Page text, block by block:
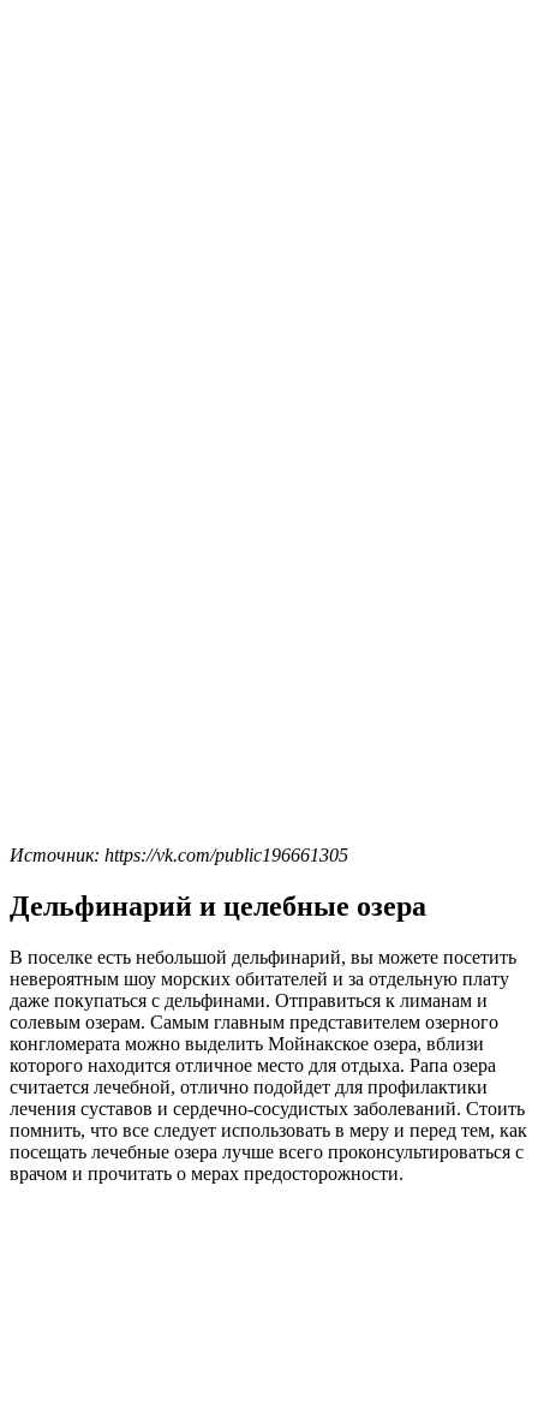
Источник: https://vk.com/public196661305
Дельфинарий и целебные озера
В поселке есть небольшой дельфинарий, вы можете посетить
невероятным шоу морских обитателей и за отдельную плату
даже покупаться с дельфинами. Отправиться к лиманам и
солевым озерам. Самым главным представителем озерного
конгломерата можно выделить Мойнакское озера, вблизи
которого находится отличное место для отдыха. Рапа озера
считается лечебной, отлично подойдет для профилактики
лечения суставов и сердечно-сосудистых заболеваний. Стоить
помнить, что все следует использовать в меру и перед тем, как
посещать лечебные озера лучше всего проконсультироваться с
врачом и прочитать о мерах предосторожности.